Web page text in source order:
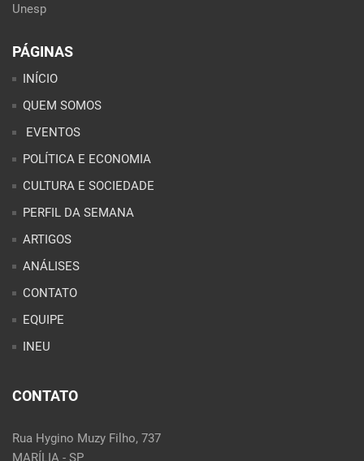
Unesp
PÁGINAS
INÍCIO
QUEM SOMOS
EVENTOS
POLÍTICA E ECONOMIA
CULTURA E SOCIEDADE
PERFIL DA SEMANA
ARTIGOS
ANÁLISES
CONTATO
EQUIPE
INEU
CONTATO
Rua Hygino Muzy Filho, 737
MARÍLIA - SP